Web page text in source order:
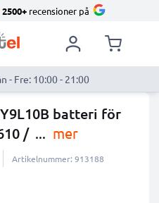
2500+ recensioner på
- Fre: 10:00 - 21:00
batteri för
/ ... mer
Artikelnummer: 913188